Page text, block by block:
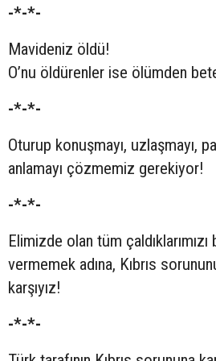
-*-*-
Mavideniz öldü!
O’nu öldürenler ise ölümden
-*-*-
Oturup konuşmayı, uzlaşmayı,
anlamayı çözmemiz gerekiyor!
-*-*-
Elimizde olan tüm
vermemek adına, Kıbrıs
karşıyız!
-*-*-